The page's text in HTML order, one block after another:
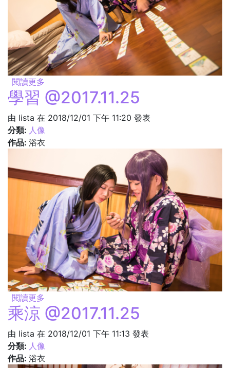
閱讀更多
學習 @2017.11.25
由 lista 在 2018/12/01 下午 11:20 發表
分類: 人像
作品: 浴衣
閱讀更多
乘涼 @2017.11.25
由 lista 在 2018/12/01 下午 11:13 發表
分類: 人像
作品: 浴衣